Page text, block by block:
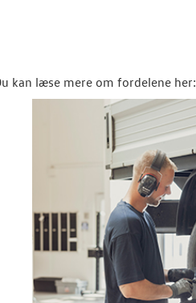
kan læse mere om fordelene her: